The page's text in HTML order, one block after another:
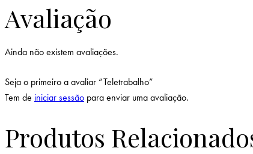
Avaliação
Ainda não existem avaliações.
Seja o primeiro a avaliar “Teletrabalho”
Tem de iniciar sessão para enviar uma avaliação.
Produtos